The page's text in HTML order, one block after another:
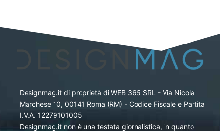
Designmag.it di proprietà di WEB 365 SRL - Via Nicola
Marchese 10, 00141 Roma (RM) - Codice Fiscale e Partita
I.V.A. 12279101005
Designmag.it non è una testata giornalistica, in quanto